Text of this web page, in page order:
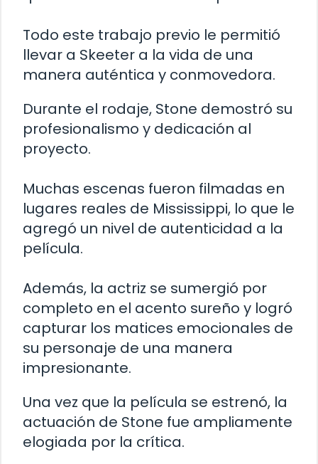
Todo este trabajo previo le permitió
llevar a Skeeter a la vida de una
manera auténtica y conmovedora.
Durante el rodaje, Stone demostró su
profesionalismo y dedicación al
proyecto.
Muchas escenas fueron filmadas en
lugares reales de Mississippi, lo que le
agregó un nivel de autenticidad a la
película.
Además, la actriz se sumergió por
completo en el acento sureño y logró
capturar los matices emocionales de
su personaje de una manera
impresionante.
Una vez que la película se estrenó, la
actuación de Stone fue ampliamente
elogiada por la crítica.